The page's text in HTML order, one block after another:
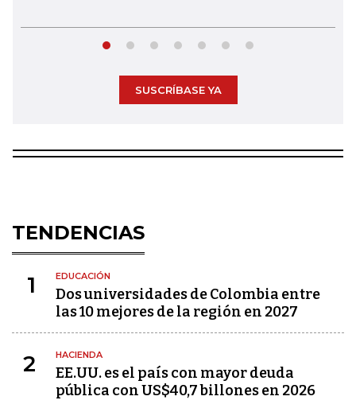
SUSCRÍBASE YA
TENDENCIAS
1 EDUCACIÓN
Dos universidades de Colombia entre
las 10 mejores de la región en 2027
2 HACIENDA
EE.UU. es el país con mayor deuda
pública con US$40,7 billones en 2026